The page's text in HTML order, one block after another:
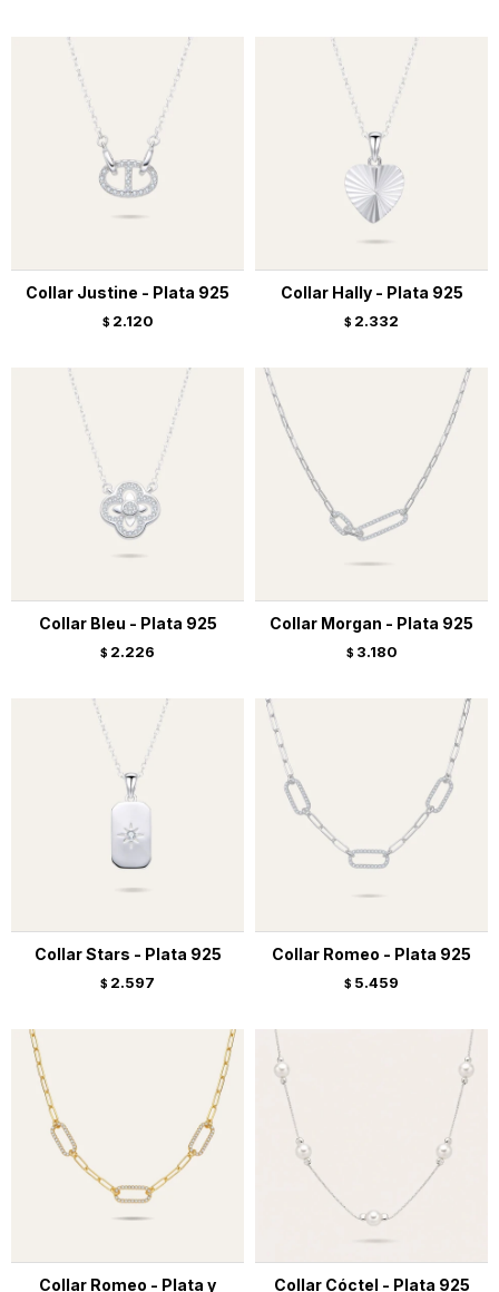
Collar Justine - Plata 925
$ 2.120
Collar Hally - Plata 925
$ 2.332
Collar Bleu - Plata 925
$ 2.226
Collar Morgan - Plata 925
$ 3.180
Collar Stars - Plata 925
$ 2.597
Collar Romeo - Plata 925
$ 5.459
Collar Romeo - Plata y Collar Cóctel - Plata 925